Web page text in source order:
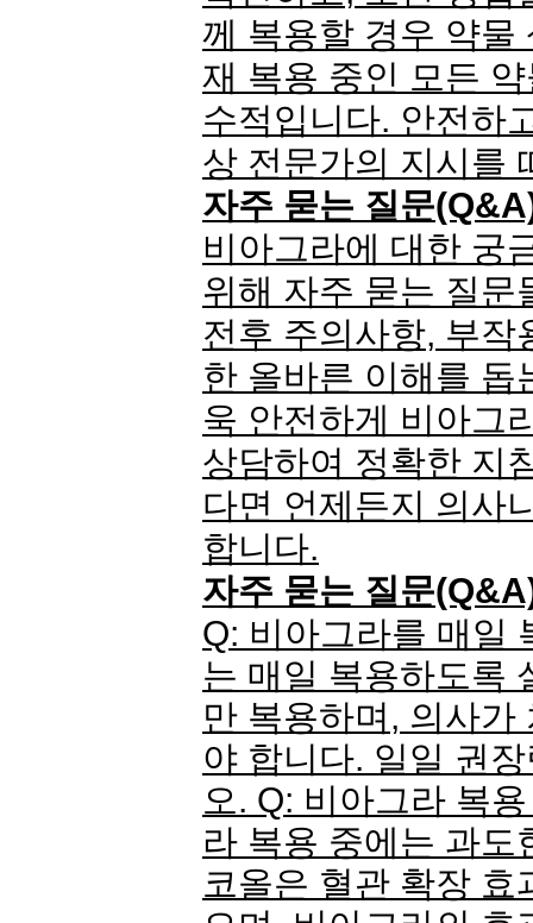
께 복용할 경우 약물
재 복용 중인 모든
수적입니다. 안전하
상 전문가의 지시를
자주 묻는 질문
비아그라에 대한 궁
위해 자주 묻는 질문
전후 주의사항, 부작
한 올바른 이해를 돕
욱 안전하게 비아그
상담하여 정확한 지
다면 언제든지 의사
합니다.
자주 묻는 질문
Q: 비아그라를 매일
는 매일 복용하도록
만 복용하며, 의사
야 합니다. 일일 권
오. Q: 비아그라 복
라 복용 중에는 과도
코올은 혈관 확장